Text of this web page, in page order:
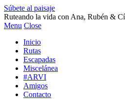
Súbete al paisaje
Ruteando la vida con Ana, Rubén &
Menu Close
Inicio
Rutas
Escapadas
Miscelánea
#ARVI
Amigos
Contacto